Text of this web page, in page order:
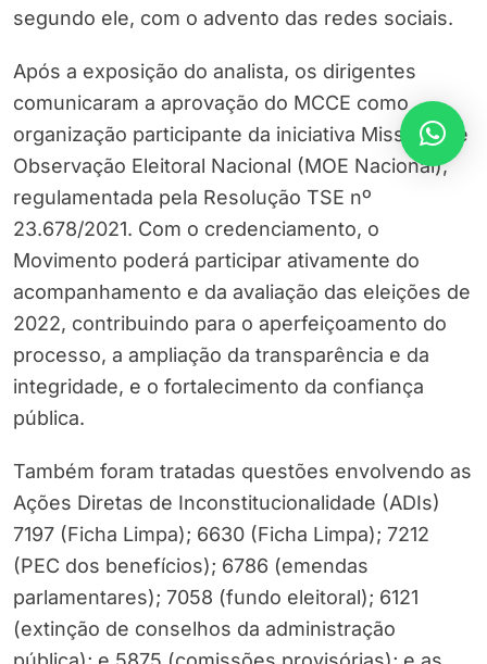
segundo ele, com o advento das redes sociais.
Após a exposição do analista, os dirigentes
comunicaram a aprovação do MCCE como
organização participante da iniciativa Missões de
Observação Eleitoral Nacional (MOE Nacional),
regulamentada pela Resolução TSE nº
23.678/2021. Com o credenciamento, o
Movimento poderá participar ativamente do
acompanhamento e da avaliação das eleições de
2022, contribuindo para o aperfeiçoamento do
processo, a ampliação da transparência e da
integridade, e o fortalecimento da confiança
pública.
Também foram tratadas questões envolvendo as
Ações Diretas de Inconstitucionalidade (ADIs)
7197 (Ficha Limpa); 6630 (Ficha Limpa); 7212
(PEC dos benefícios); 6786 (emendas
parlamentares); 7058 (fundo eleitoral); 6121
(extinção de conselhos da administração